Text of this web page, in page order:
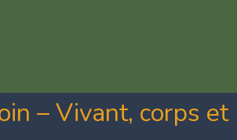
– Vivant, corps et